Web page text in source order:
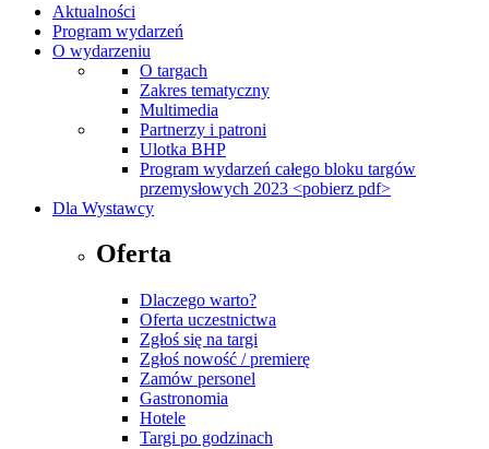
Aktualności
Program wydarzeń
O wydarzeniu
O targach
Zakres tematyczny
Multimedia
Partnerzy i patroni
Ulotka BHP
Program wydarzeń całego bloku targów
przemysłowych 2023 <pobierz pdf>
Dla Wystawcy
Oferta
Dlaczego warto?
Oferta uczestnictwa
Zgłoś się na targi
Zgłoś nowość / premierę
Zamów personel
Gastronomia
Hotele
Targi po godzinach